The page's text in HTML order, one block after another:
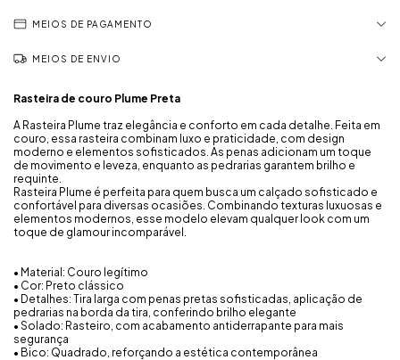
MEIOS DE PAGAMENTO
MEIOS DE ENVIO
Rasteira de couro Plume Preta
A Rasteira Plume traz elegância e conforto em cada detalhe. Feita em
couro, essa rasteira combinam luxo e praticidade, com design
moderno e elementos sofisticados. As penas adicionam um toque
de movimento e leveza, enquanto as pedrarias garantem brilho e
requinte.
Rasteira Plume é perfeita para quem busca um calçado sofisticado e
confortável para diversas ocasiões. Combinando texturas luxuosas e
elementos modernos, esse modelo elevam qualquer look com um
toque de glamour incomparável.
• Material: Couro legítimo
• Cor: Preto clássico
• Detalhes: Tira larga com penas pretas sofisticadas, aplicação de
pedrarias na borda da tira, conferindo brilho elegante
• Solado: Rasteiro, com acabamento antiderrapante para mais
segurança
• Bico: Quadrado, reforçando a estética contemporânea